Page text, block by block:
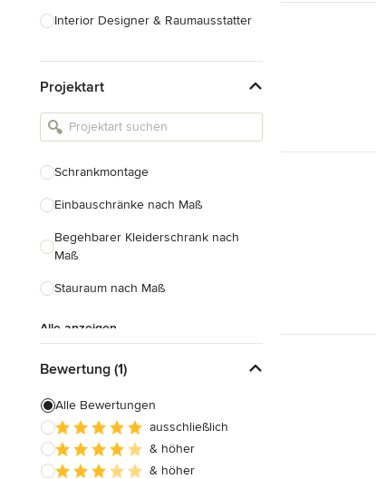
Interior Designer & Raumausstatter
Landschaftsarchitekten
Armaturen & Sanitärbedarf
Einbauschränke
Projektart
Schrankmontage
Einbauschränke nach Maß
Begehbarer Kleiderschrank nach
Maß
Stauraum nach Maß
Alle anzeigen
Bewertung (1)
Alle Bewertungen
ausschließlich
& höher
& höher